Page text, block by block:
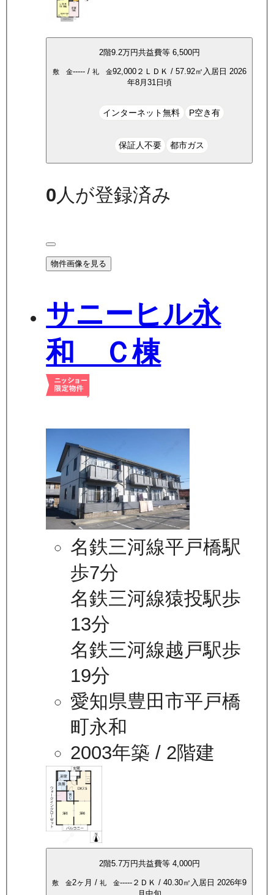
2階9.2万円共益費等 6,500円
敷 金-----/ 礼 金92,000２ＬＤＫ / 57.92㎡ 入居日 2026
年8月31日頃
インターネット無料 P空き有
保証人不要 都市ガス
0 人が登録済み
物件画像を見る
サニーヒル永
和 Ｃ棟
名鉄三河線平戸橋駅
歩7分
名鉄三河線猿投駅歩
13分
名鉄三河線越戸駅歩
19分
愛知県豊田市平戸橋
町永和
2003年築 / 2階建
2階5.7万円共益費等 4,000円
敷 金2ヶ月 / 礼 金----- ２ＤＫ / 40.30㎡ 入居日 2026年9